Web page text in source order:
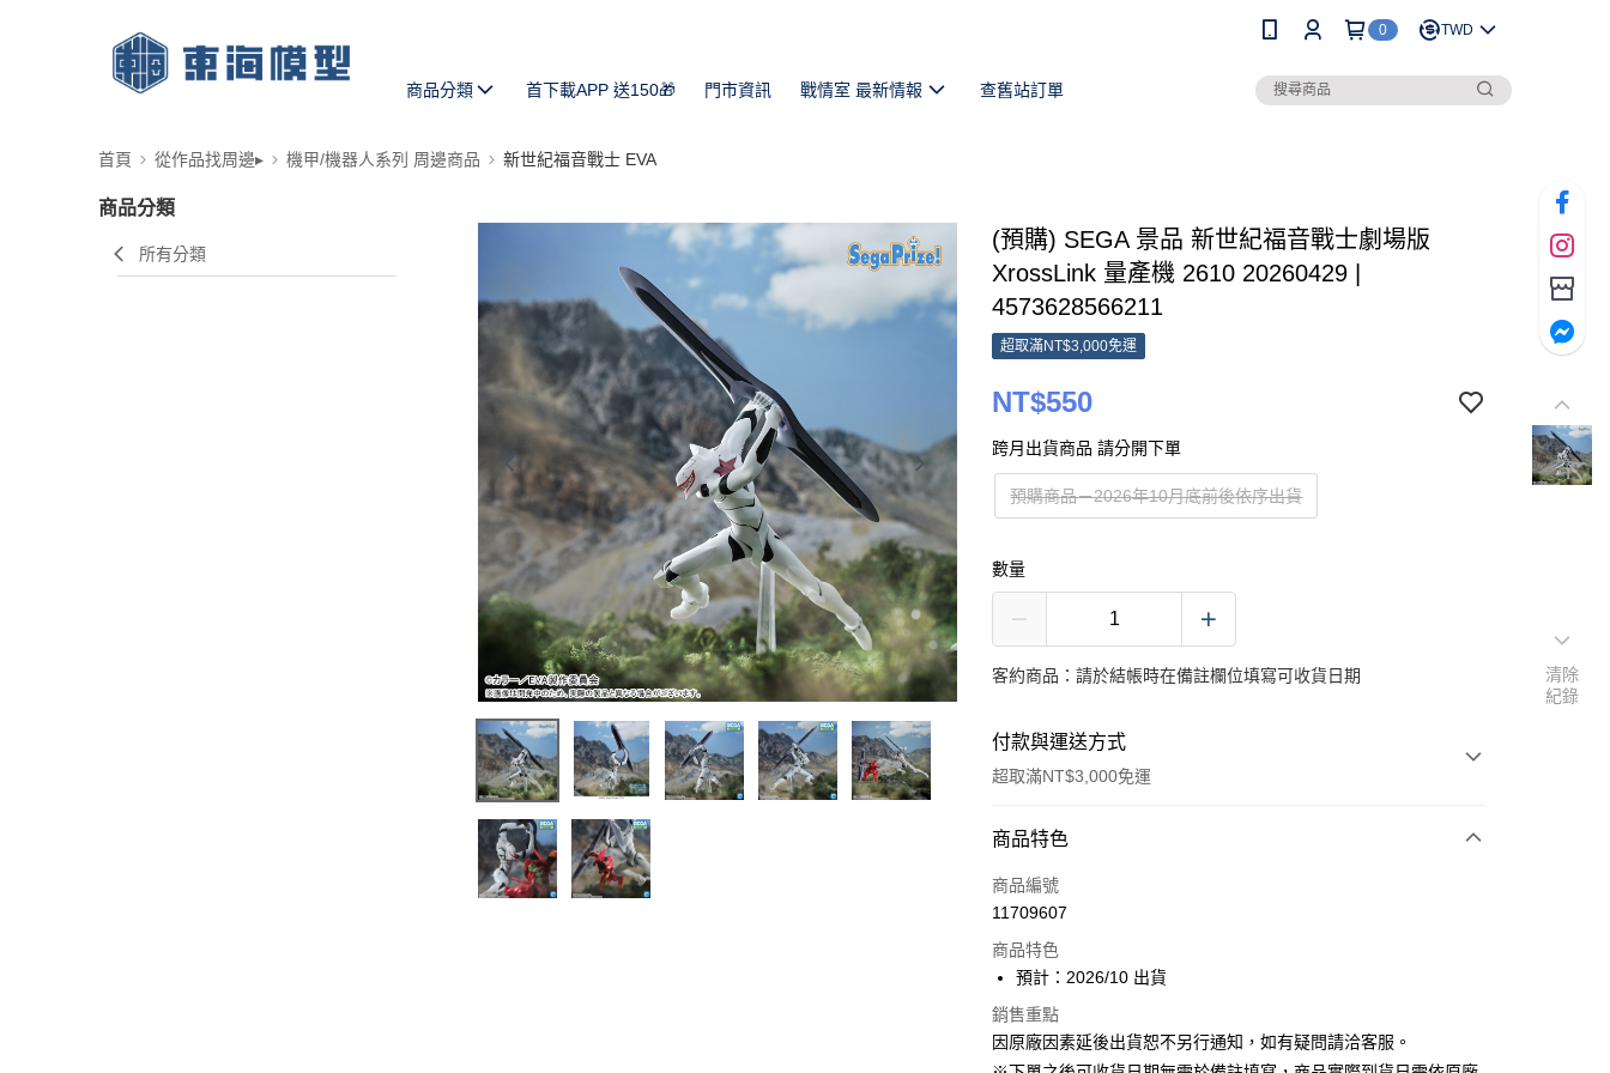
0 TWD
商品分類 首下載APP 送150🎁 門市資訊 戰情室 最新情報 查舊站訂單
首頁 從作品找周邊▸ 機甲/機器人系列 周邊商品 新世紀福音戰士 EVA
商品分類
所有分類
(預購) SEGA 景品 新世紀福音戰士劇場版
XrossLink 量產機 2610 20260429 |
4573628566211
超取滿NT$3,000免運
NT$550
跨月出貨商品 請分開下單
預購商品－2026年10月底前後依序出貨
數量
客約商品：請於結帳時在備註欄位填寫可收貨日期
付款與運送方式
超取滿NT$3,000免運
付款方式
信用卡一次付款
Apple Pay
ATM付款
商品特色
商品編號
11709607
商品特色
預計：2026/10 出貨
銷售重點
因原廠因素延後出貨恕不另行通知，如有疑問請洽客服。
清除
紀錄